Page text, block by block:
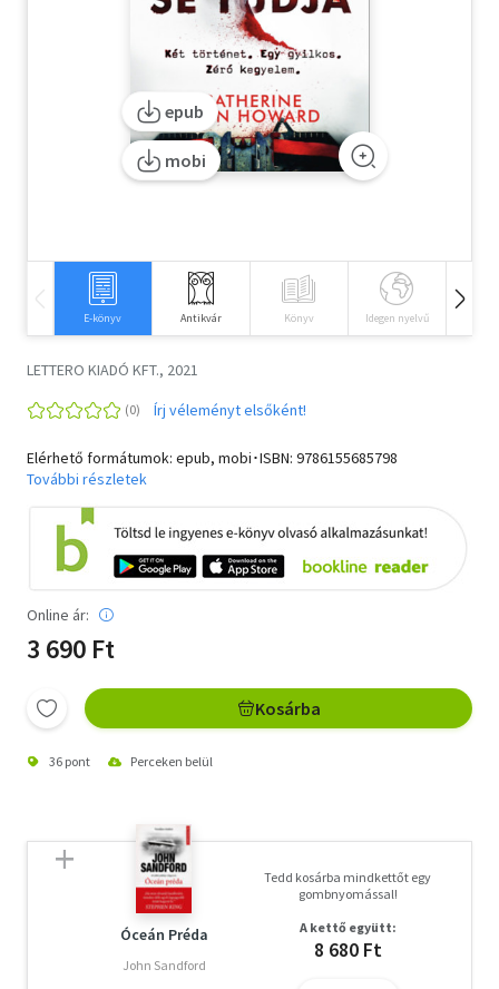
Társadalomtudomány
Természettudomány
epub
mobi
E-könyv Antikvár Könyv Idegen nyelvű
LETTERO KIADÓ KFT., 2021
Írj véleményt elsőként!
Elérhető formátumok: epub, mobi･ISBN: 9786155685798
További részletek
Online ár:
3 690 Ft
Kosárba
36 pont Perceken belül
Óceán Préda
John Sandford
Tedd kosárba mindkettőt egy
gombnyomással!
A kettő együtt:
8 680 Ft